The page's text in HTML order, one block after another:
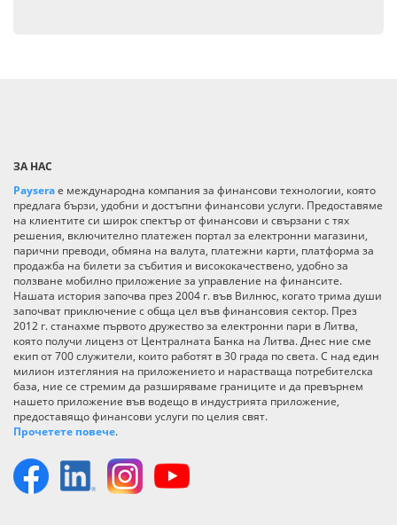
ЗА НАС
Payseraе международна компания за финансови технологии, която
предлага бързи, удобни и достъпни финансови услуги. Предоставяме
на клиентите си широк спектър от финансови и свързани с тях
решения, включително платежен портал за електронни магазини,
парични преводи, обмяна на валута, платежни карти, платформа за
продажба на билети за събития и висококачествено, удобно за
ползване мобилно приложение за управление на финансите.
Нашата история започва през 2004 г. във Вилнюс, когато трима души
започват приключение с обща цел във финансовия сектор. През
2012 г. станахме първото дружество за електронни пари в Литва,
която получи лиценз от Централната Банка на Литва. Днес ние сме
екип от 700 служители, които работят в 30 града по света. С над един
милион изтегляния на приложението и нарастваща потребителска
база, ние се стремим да разширяваме границите и да превърнем
нашето приложение във водещо в индустрията приложение,
предоставящо финансови услуги по целия свят.
Прочетете повече.